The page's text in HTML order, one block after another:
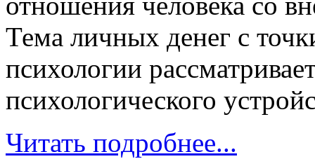
Тема личных денег с
психологии
психологического
Читать подробнее...